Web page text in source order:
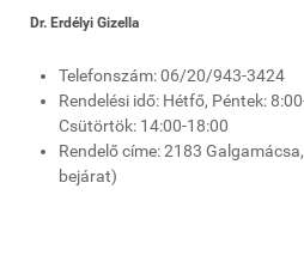
Dr. Erdélyi Gizella
Telefonszám: 06/20/943-3424
Rendelési idő: Hétfő, Péntek:
Csütörtök: 14:00-18:00
Rendelő címe: 2183
bejárat)